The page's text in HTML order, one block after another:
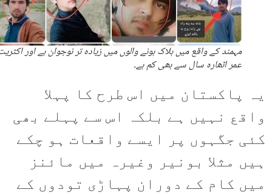
مہمند کے واقع میں ہلاک ہونے والوں میں زیادہ تر نوجوان ہے اور
عمر اٹھارہ سال سے بھی کم ہے۔
یہ پاکستان میں اس طرح کا پہلا
واقع نہیں ہے بلکہ اس سے پہلے بھی
کئی جگہوں پر ایسے واقعات ہو چکے
ہیں مثلا بونیر وغیرہ میں مائنز
میں کام کے دوران پہاڑی تودوں کے